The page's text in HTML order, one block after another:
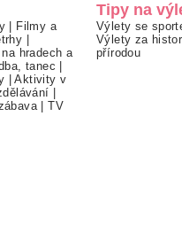
Filmy a
hradech a
tanec
|Aktivity v
|TV
Tipy na
Výlety se
Výlety za
přírodou